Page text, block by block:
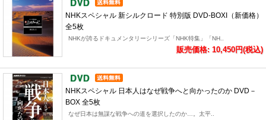
NHKスペシャル 新シルクロード 特別版 DVD-BOXI（新価格）
全5枚
NHKが誇るドキュメンタリーシリーズ「NHK特集」「NH..
販売価格: 10,450円(税込)
NHKスペシャル 日本人はなぜ戦争へと向かったのか DVD－
BOX 全5枚
なぜ日本は無謀な戦争への道を選択したのか…。太平..